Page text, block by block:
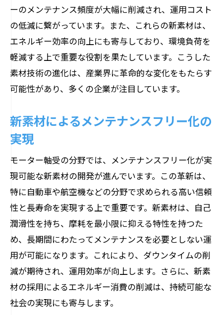
ーのメンテナンス頻度が大幅に削減され、運用コスト
の低減に繋がっています。また、これらの新素材は、
エネルギー効率の向上にも寄与しており、環境負荷を
軽減する上で重要な役割を果たしています。こうした
素材技術の進化は、産業界に革命的な変化をもたらす
可能性があり、多くの企業が注目しています。
新素材によるメンテナンスフリー化の
実現
モーター軸受の分野では、メンテナンスフリー化が実
現可能な新素材の開発が進んでいます。この革新は、
特に自動車や航空機などの分野で求められる高い信頼
性と長寿命を実現する上で重要です。新素材は、自己
潤滑性を持ち、摩耗を最小限に抑える特性を持つた
め、長期間にわたってメンテナンスを必要としない運
用が可能になります。これにより、ダウンタイムの削
減が期待され、運用効率が向上します。さらに、新素
材の採用によるエネルギー消費の削減は、持続可能な
社会の実現にも寄与します。